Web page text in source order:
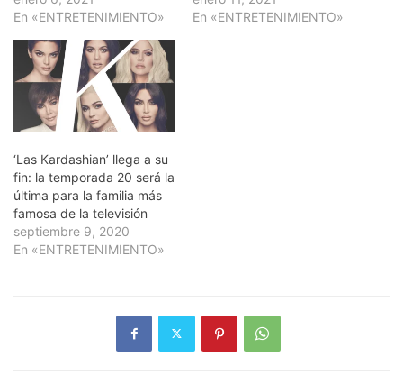
En «ENTRETENIMIENTO»
En «ENTRETENIMIENTO»
‘Las Kardashian’ llega a su
fin: la temporada 20 será la
última para la familia más
famosa de la televisión
septiembre 9, 2020
En «ENTRETENIMIENTO»